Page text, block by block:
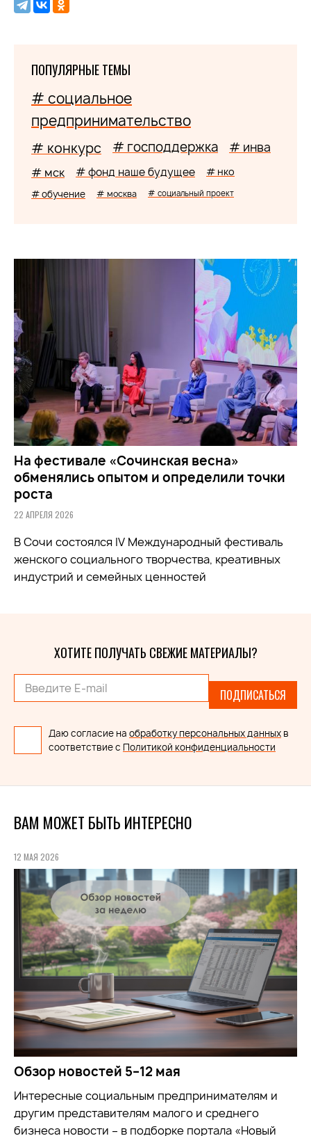
ПОПУЛЯРНЫЕ ТЕМЫ
# социальное
предпринимательство
# конкурс # господдержка # инва
# мск # фонд наше будущее # нко
# обучение # москва # социальный проект
На фестивале «Сочинская весна»
обменялись опытом и определили точки
роста
22 АПРЕЛЯ 2026
В Сочи состоялся IV Международный фестиваль
женского социального творчества, креативных
индустрий и семейных ценностей
ХОТИТЕ ПОЛУЧАТЬ СВЕЖИЕ МАТЕРИАЛЫ?
ПОДПИСАТЬСЯ
Даю согласие на обработку персональных данных в
соответствие с Политикой конфиденциальности
ВАМ МОЖЕТ БЫТЬ ИНТЕРЕСНО
12 МАЯ 2026
Обзор новостей 5–12 мая
Интересные социальным предпринимателям и
другим представителям малого и среднего
бизнеса новости – в подборке портала «Новый